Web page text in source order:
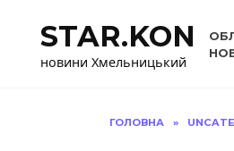
вмістуSTAR.KON
новини Хмельницький
ГОЛОВНА »